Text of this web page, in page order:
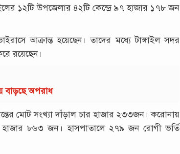
১২টি উপজেলার ৪২টি কেন্দ্রে ৯৭ হাজার ১৭৮ জন
আক্রান্ত হয়েছেন। তাদের মধ্যে টাঙ্গাইল সদর
রয়েছেন।
বাড়ছে অপরাধ
মোট সংখ্যা দাঁড়াল চার হাজার ২৩৩জন। করোনায়
হাজার ৮৬৩ জন। হাসপাতালে ২৭৯ জন রোগী ভর্তি